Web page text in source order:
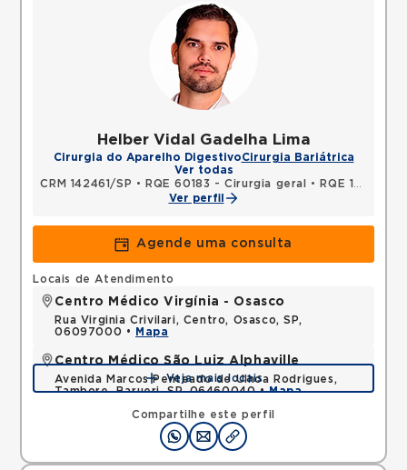
Helber Vidal Gadelha Lima
Cirurgia do Aparelho DigestivoCirurgia Bariátrica
Ver todas
CRM 142461/SP • RQE 60183 - Cirurgia geral •
RQE 108890 - Cirurgia do aparelho digestivo
Ver perfil
Agende uma consulta
Compartilhe este perfil
Locais de Atendimento
Centro Médico Virgínia - Osasco
Rua Virginia Crivilari, Centro, Osasco, SP,
06097000 •
Mapa
Centro Médico São Luiz Alphaville
Avenida Marcos Penteado de Ulhoa Rodrigues,
Tambore, Barueri, SP, 06460040 •Mapa
Veja mais locais